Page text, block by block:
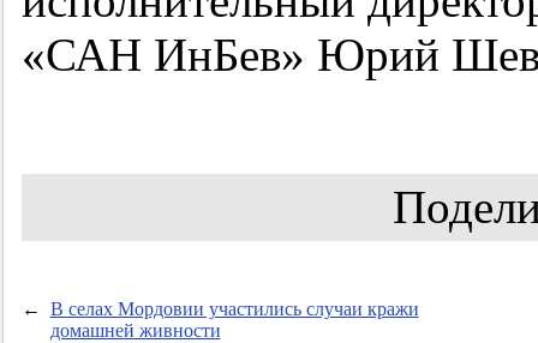
«САН ИнБев» Юрий
←
В селах Мордовии участились случаи кражи
домашней живности